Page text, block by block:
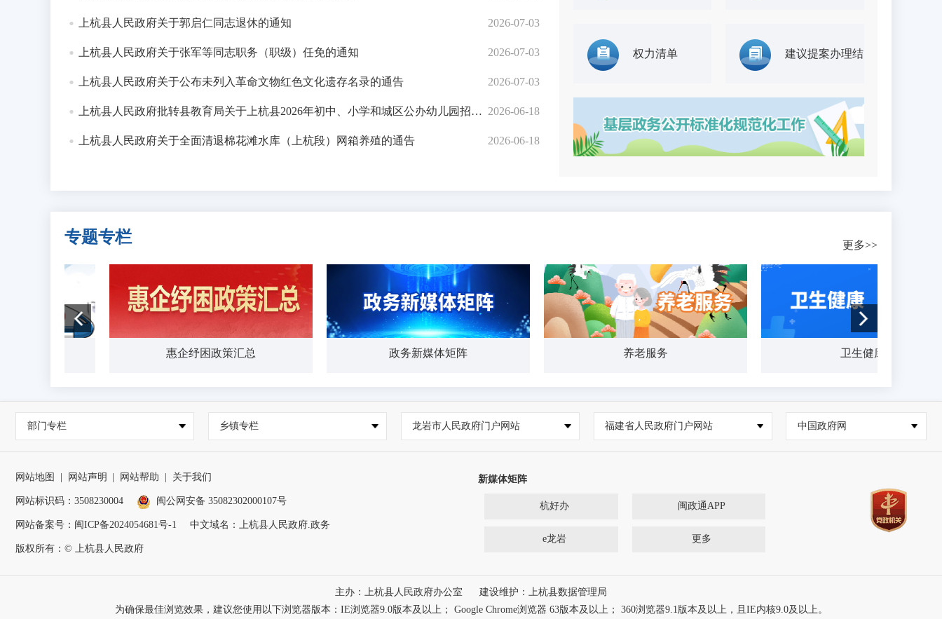
上杭县2026年度动物疫病强制免疫“先打后补”实施养殖场拟 补助疫...
发布时间：2026-06-22
2026-07-03
上杭县人民政府关于郭启仁同志退休的通知
2026-07-03
上杭县人民政府关于张军等同志职务（职级）任免的通知
2026-07-03
上杭县人民政府关于公布未列入革命文物红色文化遗存名录的通告
2026-06-18
上杭县人民政府批转县教育局关于上杭县2026年初中、小学和城区公办幼儿园招生工作意...
2026-06-18
上杭县人民政府关于全面清退棉花滩水库（上杭段）网箱养殖的通告
权力清单 建议提案办理结
专题专栏 更多>>
惠企纾困政策汇总 政务新媒体矩阵 养老服务 卫生健康
部门专栏 乡镇专栏 龙岩市人民政府门户网站 福建省人民政府门户网站 中国政府网
网站地图 网站声明 网站帮助 关于我们
网站标识码：3508230004 闽公网安备 35082302000107号
网站备案号： 闽ICP备2024054681号-1 中文域名：上杭县人民政府.政务
版权所有：© 上杭县人民政府
新媒体矩阵
杭好办 闽政通APP
e龙岩 更多
主办：上杭县人民政府办公室
建设维护：上杭县数据管理局
为确保最佳浏览效果，建议您使用以下浏览器版本：IE浏览器9.0版本及以上； Google Chrome浏览器 63版本及以上； 360浏览器9.1版本及以上，且IE内核9.0及以上。